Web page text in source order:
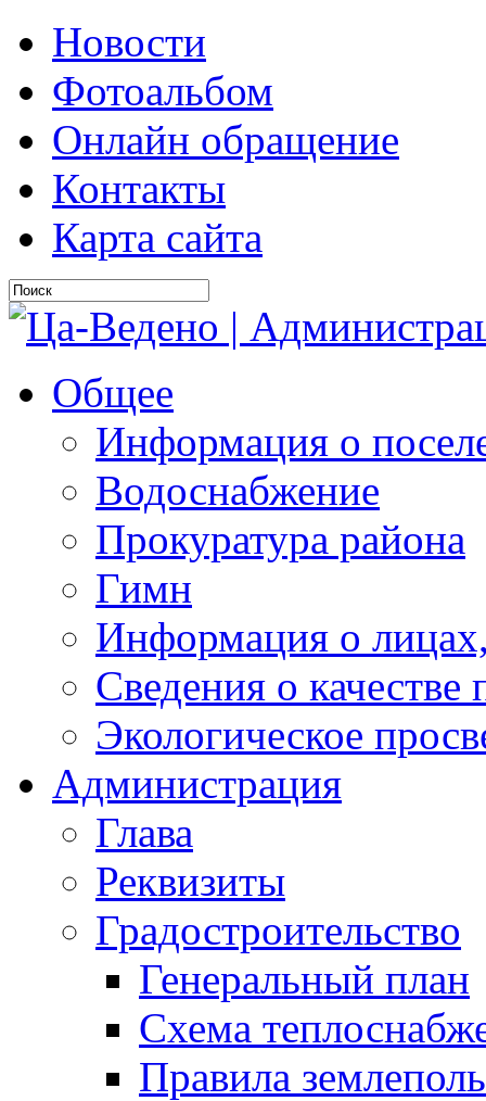
Новости
Фотоальбом
Онлайн обращение
Контакты
Карта сайта
Общее
Информация о
Водоснабжение
Прокуратура района
Гимн
Информация о
Сведения о качестве
Экологическое
Администрация
Глава
Реквизиты
Градостроительство
Генеральный план
Схема
Правила